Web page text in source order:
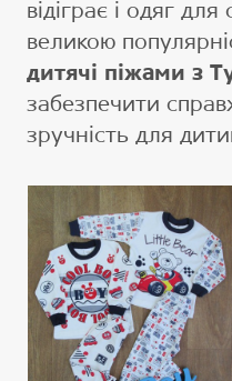
відіграє і одяг
великою
дитячі піжами з
забезпечити
зручність для